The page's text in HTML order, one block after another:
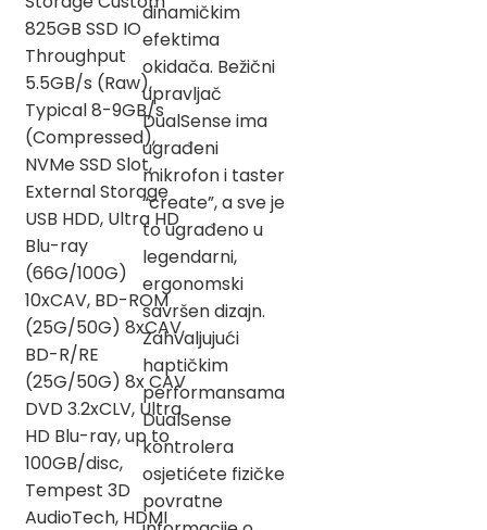
825GB SSD IO
Throughput
5.5GB/s (Raw),
Typical 8-9GB/s
(Compressed),
NVMe SSD Slot,
External Storage
USB HDD, Ultra HD
Blu-ray
(66G/100G)
10xCAV, BD-ROM
(25G/50G) 8xCAV,
BD-R/RE
(25G/50G) 8x CAV
DVD 3.2xCLV, Ultra
HD Blu-ray, up to
100GB/disc,
Tempest 3D
AudioTech, HDMI
dinamičkim
efektima
okidača. Bežični
upravljač
DualSense ima
ugrađeni
mikrofon i taster
“create”, a sve je
to ugrađeno u
legendarni,
ergonomski
savršen dizajn.
Zahvaljujući
haptičkim
performansama
DualSense
kontrolera
osjetićete fizičke
povratne